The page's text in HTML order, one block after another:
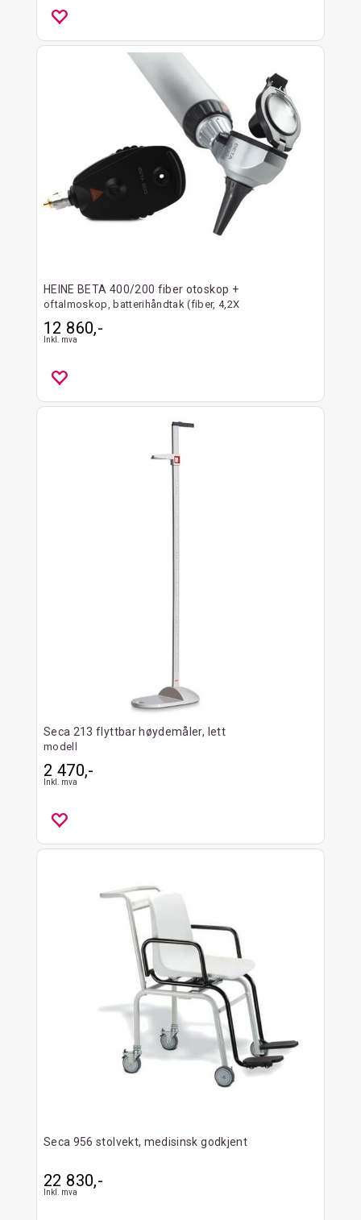
HEINE BETA 400/200 fiber otoskop +
oftalmoskop, batterihåndtak (fiber, 4,2X
12 860,-
Inkl. mva
Seca 213 flyttbar høydemåler, lett
modell
2 470,-
Inkl. mva
Seca 956 stolvekt, medisinsk godkjent
22 830,-
Inkl. mva